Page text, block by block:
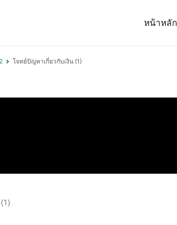
หน้าหลัก
โจทย์ปัญหาเกี่ยวกับเงิน (1)